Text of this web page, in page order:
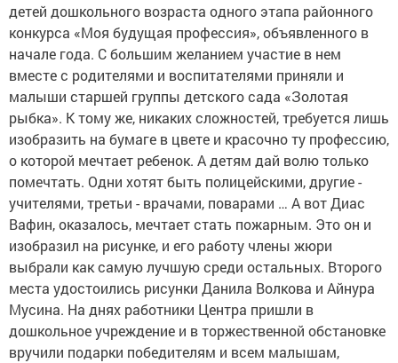
детей дошкольного возраста одного этапа районного
конкурса «Моя будущая профессия», объявленного в
начале года. С большим желанием участие в нем
вместе с родителями и воспитателями приняли и
малыши старшей группы детского сада «Золотая
рыбка». К тому же, никаких сложностей, требуется лишь
изобразить на бумаге в цвете и красочно ту профессию,
о которой мечтает ребенок. А детям дай волю только
помечтать. Одни хотят быть полицейскими, другие -
учителями, третьи - врачами, поварами … А вот Диас
Вафин, оказалось, мечтает стать пожарным. Это он и
изобразил на рисунке, и его работу члены жюри
выбрали как самую лучшую среди остальных. Второго
места удостоились рисунки Данила Волкова и Айнура
Мусина. На днях работники Центра пришли в
дошкольное учреждение и в торжественной обстановке
вручили подарки победителям и всем малышам,